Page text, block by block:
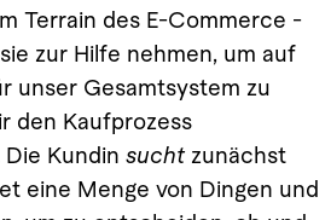
Terrain des E-Commerce -
zur Hilfe nehmen, um auf
unser Gesamtsystem zu
den Kaufprozess
Kundin sucht zunächst
eine Menge von Dingen und